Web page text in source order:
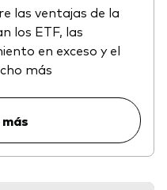
las ventajas de la
los ETF, las
en exceso y el
más